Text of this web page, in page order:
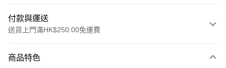
付款與運送
送貨上門滿HK$250.00免運費
信用卡
商品特色